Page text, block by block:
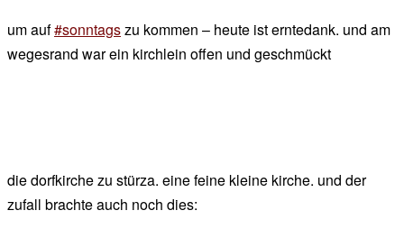
um auf#sonntagszu kommen – heute ist erntedank. und am
wegesrand war ein kirchlein offen und geschmückt
die dorfkirche zu stürza. eine feine kleine kirche. und der
zufall brachte auch noch dies: